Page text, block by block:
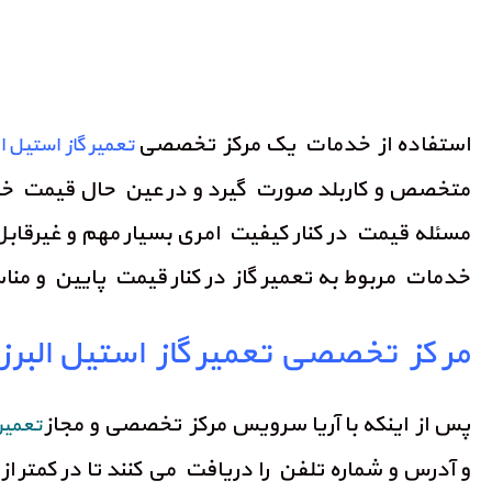
استفاده از خدمات یک مرکز تخصصیتعمیر گاز استیل
متخصص و کاربلد صورت گیرد و در عین حال قیمت
مسئله قیمت در کنار کیفیت امری بسیار مهم و
خدمات مربوط به تعمیر گاز در کنار قیمت پایین و
مر کز تخصصی تعمیر گاز استیل
پس از اینکه با آریا سرویس مرکز تخصصی و مجاز
و آدرس و شماره تلفن را دریافت می کنند تا در